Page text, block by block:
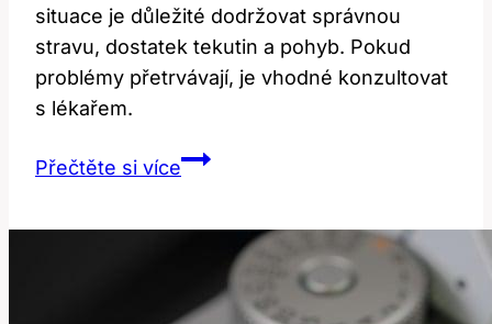
situace je důležité dodržovat správnou
stravu, dostatek tekutin a pohyb. Pokud
problémy přetrvávají, je vhodné konzultovat
s lékařem.
Přečtěte si víceZácpa
operaci:
ji